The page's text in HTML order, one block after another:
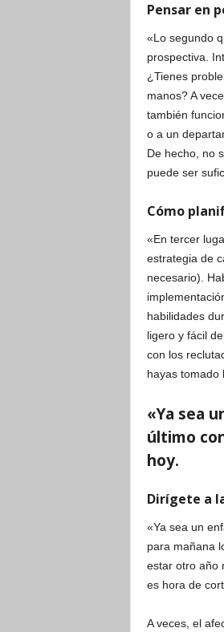
Pensar en
«Lo segundo
prospectiva.
¿Tienes
manos? A
también
o a un
De hecho, no
puede ser
Cómo
«En tercer
estrategia de
necesario).
habilidades
ligero y fácil
con los
hayas tomado
«Ya sea
último
hoy.
Dirígete a
«Ya sea un
para mañana
estar otro año
es hora de
A veces, el